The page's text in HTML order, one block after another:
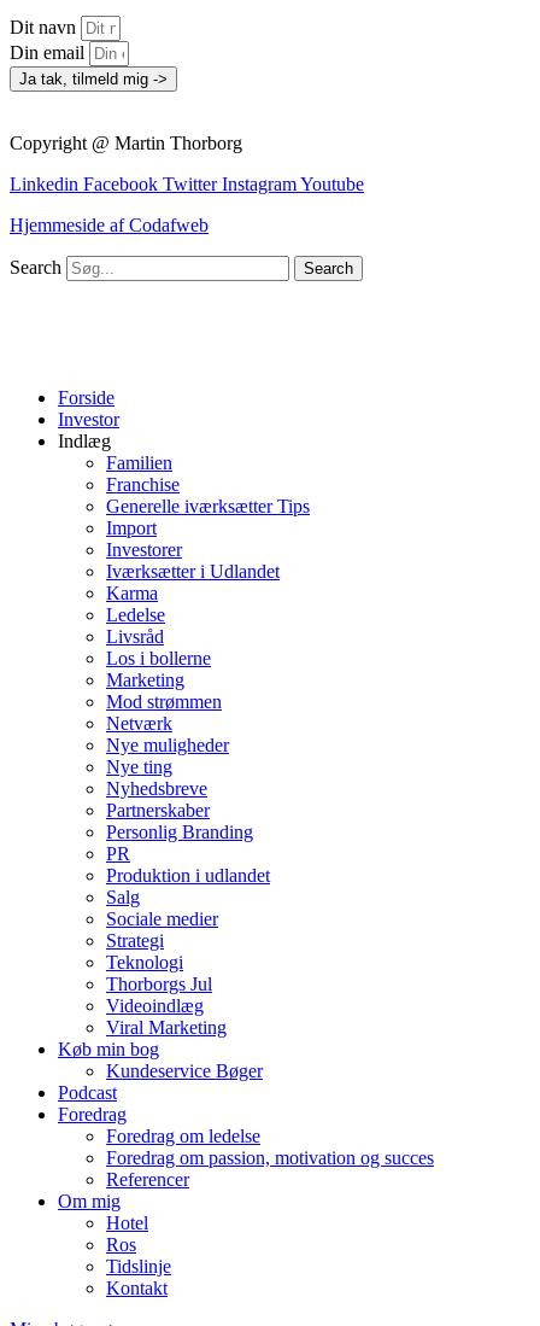
Dit navn
Din email
Ja tak, tilmeld mig ->
Copyright @ Martin Thorborg
Linkedin Facebook Twitter InstagramYoutube
Hjemmeside af Codafweb
Search Search
Forside
Investor
Indlæg
Familien
Franchise
Generelle iværksætter Tips
Import
Investorer
Iværksætter i Udlandet
Karma
Ledelse
Livsråd
Los i bollerne
Marketing
Mod strømmen
Netværk
Nye muligheder
Nye ting
Nyhedsbreve
Partnerskaber
Personlig Branding
PR
Produktion i udlandet
Salg
Sociale medier
Strategi
Teknologi
Thorborgs Jul
Videoindlæg
Viral Marketing
Køb min bog
Kundeservice Bøger
Podcast
Foredrag
Foredrag om ledelse
Foredrag om passion, motivation og succes
Referencer
Om mig
Hotel
Ros
Tidslinje
Kontakt